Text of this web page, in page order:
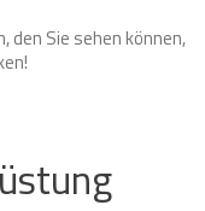
den Sie sehen können,